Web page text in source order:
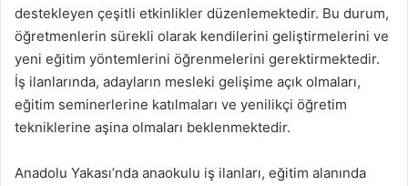
destekleyen çeşitli etkinlikler düzenlemektedir. Bu durum,
öğretmenlerin sürekli olarak kendilerini geliştirmelerini ve
yeni eğitim yöntemlerini öğrenmelerini gerektirmektedir.
İş ilanlarında, adayların mesleki gelişime açık olmaları,
eğitim seminerlerine katılmaları ve yenilikçi öğretim
tekniklerine aşina olmaları beklenmektedir.
Anadolu Yakası’nda anaokulu iş ilanları, eğitim alanında